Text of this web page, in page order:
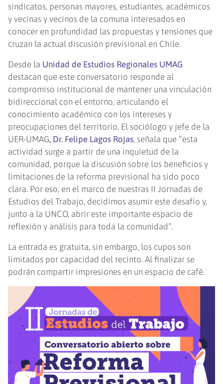
sindicatos, personas mayores, estudiantes, académicos
y vecinas y vecinos de la comuna interesados en
conocer en profundidad las propuestas y tensiones que
cruzan la actual discusión previsional en Chile.
Desde la Unidad de Estudios Regionales UMAG
destacan que este conversatorio responde al
compromiso institucional de mantener una vinculación
bidireccional con el entorno, articulando el
conocimiento académico con los intereses y
preocupaciones del territorio. El sociólogo y jefe de la
UER-UMAG, Dr. Felipe Lagos Rojas, señala que “esta
actividad surge a partir de una inquietud de la
comunidad, porque la discusión sobre los beneficios y
limitaciones de la reforma previsional ha sido poco
clara. Por eso, en el marco de nuestras II Jornadas de
Estudios del Trabajo, decidimos asumir este desafío y,
junto a la UNCO, abrir este importante espacio de
reflexión y análisis para toda la comunidad”.
La entrada es gratuita, sin embargo, los cupos son
limitados por capacidad del recinto. Al finalizar se
podrán compartir impresiones en un espacio de café.